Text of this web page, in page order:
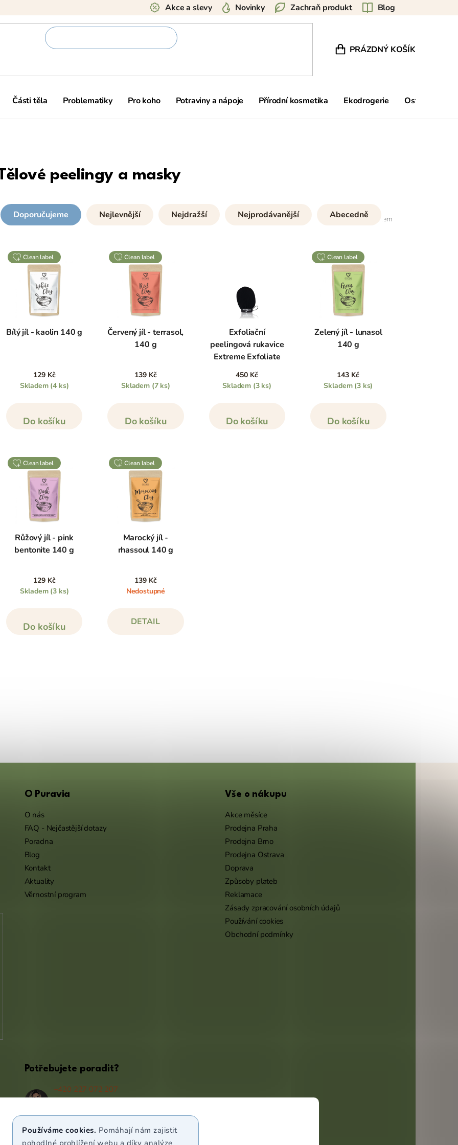
Používáme cookies. Pomáhají nám zajistit
pohodlné prohlížení webu a díky analýze
Blog
Zachraň produkt
Novinky
Akce a slevy
NÁKUPNÍ KOŠÍK
PRÁZDNÝ KOŠÍK
Části těla Problematiky Pro koho Potraviny a nápoje Přírodní kosmetika Ekodrogerie Ostatní
peelingy a masky
6položek celkem
Doporučujeme Nejlevnější Nejdražší Nejprodávanější Abecedně
clean label
Bílý jíl - kaolin 140 g
129 Kč
Skladem (4 ks)
Do košíku
clean label
Červený jíl - terrasol,
140 g
139 Kč
Skladem (7 ks)
Do košíku
Exfoliační
peelingová rukavice
Extreme Exfoliate
450 Kč
Skladem (3 ks)
Do košíku
clean label
Zelený jíl - lunasol
140 g
143 Kč
Skladem (3 ks)
Do košíku
clean label
Růžový jíl - pink
bentonite 140 g
129 Kč
Skladem (3 ks)
Do košíku
clean label
Marocký jíl -
rhassoul 140 g
139 Kč
Nedostupné
DETAIL
O Puravia
O nás
FAQ - Nejčastější dotazy
Poradna
Blog
Kontakt
Aktuality
Věrnostní program
Vše o nákupu
Akce měsíce
Prodejna Praha
Prodejna Brno
Prodejna Ostrava
Doprava
Způsoby plateb
Reklamace
Zásady zpracování osobních údajů
Používání cookies
Obchodní podmínky
Potřebujete poradit?
+420 227 072 207
info@puravia.cz
WhatsApp